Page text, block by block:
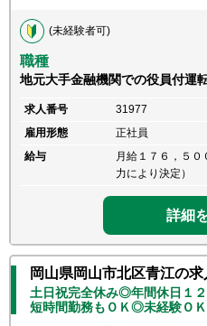
(未経験者可)
職種
地元大手金融機関での役員付運
求人番号
31977
雇用形態
正社員
給与
月給１７６，５
力により決定）
詳細
岡山県岡山市北区青江の
土日祝完全休み◎年間休日１
短時間勤務もＯＫ◎未経験Ｏ